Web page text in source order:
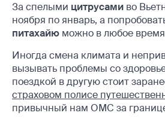
За спелыми цитрусами во
ноября по январь, а
питахайю можно в любое время
Иногда смена климата и
вызывать проблемы со
поездкой в другую стоит
страховом полисе
привычный нам ОМС за